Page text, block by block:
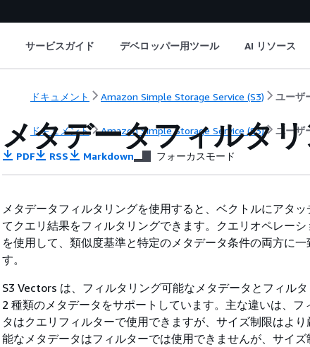
サービスガイド デベロッパー用ツール AI リソース
ドキュメント Amazon Simple Storage Service (S3) ユーザ
ドキュメント Amazon Simple Storage Service (S3) ユーザ
メタデータフィルタ
PDF RSS Markdown フォーカスモード
メタデータフィルタリングを使用すると、ベクトルにアタ
てクエリ結果をフィルタリングできます。クエリオペレー
を使用して、類似度基準と特定のメタデータ条件の両方に
す。
S3 Vectors は、フィルタリング可能なメタデータとフィル
2 種類のメタデータをサポートしています。主な違いは、フ
タはクエリフィルターで使用できますが、サイズ制限はよ
能なメタデータはフィルターでは使用できませんが、サイ